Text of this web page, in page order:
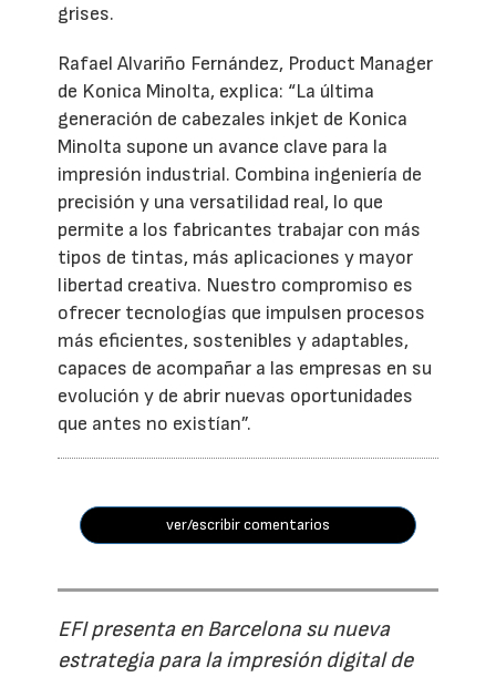
grises.
Rafael Alvariño Fernández, Product Manager
de Konica Minolta, explica: “La última
generación de cabezales inkjet de Konica
Minolta supone un avance clave para la
impresión industrial. Combina ingeniería de
precisión y una versatilidad real, lo que
permite a los fabricantes trabajar con más
tipos de tintas, más aplicaciones y mayor
libertad creativa. Nuestro compromiso es
ofrecer tecnologías que impulsen procesos
más eficientes, sostenibles y adaptables,
capaces de acompañar a las empresas en su
evolución y de abrir nuevas oportunidades
que antes no existían”.
ver/escribir comentarios
EFI presenta en Barcelona su nueva
estrategia para la impresión digital de